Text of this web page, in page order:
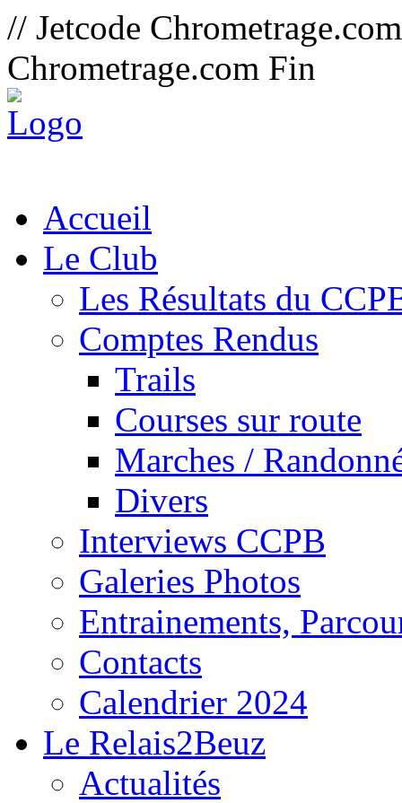
// Jetcode
Chrometrage.com Fin
Accueil
Le Club
Les Résultats du
Comptes Rendus
Trails
Courses sur route
Marches /
Divers
Interviews CCPB
Galeries Photos
Entrainements,
Contacts
Calendrier 2024
Le Relais2Beuz
Actualités